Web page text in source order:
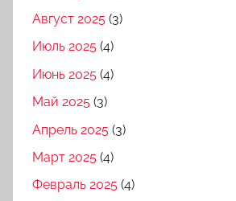
Август 2025 (3)
Июль 2025 (4)
Июнь 2025 (4)
Май 2025 (3)
Апрель 2025 (3)
Март 2025 (4)
Февраль 2025 (4)